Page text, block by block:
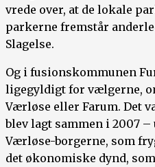
vrede over, at de lokale
parkerne fremstår
Slagelse.
Og i fusionskommunen
ligegyldigt for vælgerne,
Værløse eller Farum. Det
blev lagt sammen i 2007
Værløse-borgerne, som
det økonomiske dynd,